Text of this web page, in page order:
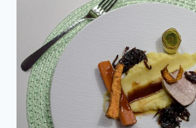
LINSEN
SPITZKOHL